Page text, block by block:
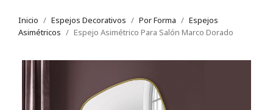
Inicio Espejos Decorativos Por Forma
Espejos
Asimétricos
Espejo Asimétrico Para Salón Marco Dorado